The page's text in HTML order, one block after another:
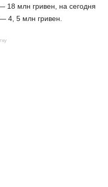
18 млн гривен, на сегодня
4, 5 млн гривен.